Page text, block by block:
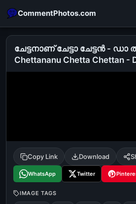
CommentPhotos.com
tamil comedy
happy birthday
ചേട്ടനാണ് ചേട്ടാ ചേട്ടന്‍ - ഡാ
Chettananu Chetta Chettan -
Copy Link Download
WhatsApp Twitter
IMAGE TAGS